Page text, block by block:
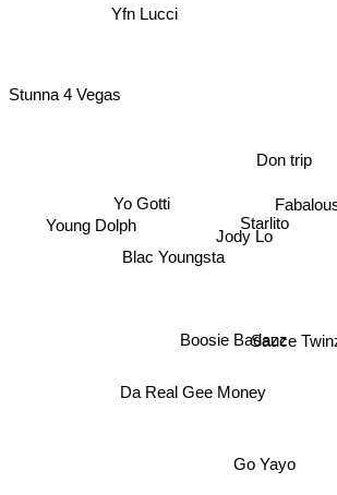
Jody Lo
Starlito
Sauce
Don trip
Da Real Gee Money
Go Yayo
Boosie Badazz
Blac Youngsta
Yo Gotti
Yfn Lucci
Stunna 4 Vegas
Young Dolph